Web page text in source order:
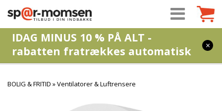
IDAG MINUS 10 % PÅ ALT -
rabatten fratrækkes automatisk
×
BOLIG & FRITID »Ventilatorer & Luftrensere